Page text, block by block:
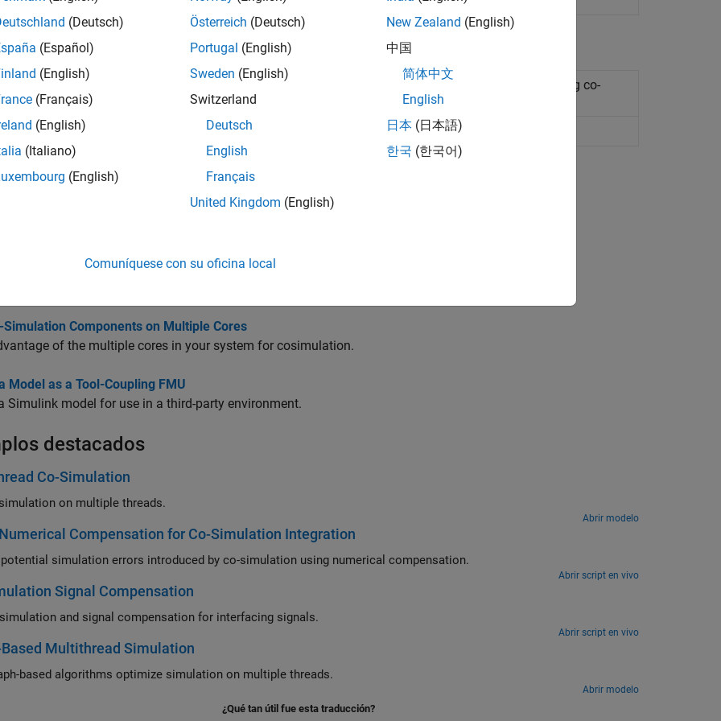
Share current MATLAB session for FMU tool-coupling co-
Export project as Functional Mockup Unit (FMU)
Compensation
Simulation Components on Multiple Cores
of the multiple cores in your system for cosimulation.
Model as a Tool-Coupling FMU
Simulink model for use in a third-party environment.
destacados
Co-Simulation
on multiple threads.
Abrir modelo
Compensation for Co-Simulation Integration
Reduce potential simulation errors introduced by co-simulation using numerical compensation.
Abrir script en vivo
Signal Compensation
and signal compensation for interfacing signals.
Abrir script en vivo
Based Multithread Simulation
based algorithms optimize simulation on multiple threads.
Abrir modelo
¿Qué tan útil fue esta traducción?
(Deutsch)
(Español)
(English)
(Français)
(English)
(Italiano)
(English)
Österreich (Deutsch)
Portugal (English)
Sweden (English)
Switzerland
Deutsch
English
Français
United Kingdom (English)
New Zealand (English)
中国
简体中文
English
日本 (日本語)
한국 (한국어)
Comuníquese con su oficina local